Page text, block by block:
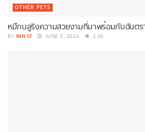
OTHER PETS
หมึกบลูริงความสวยงามที่มาพร้อมกับอันตร
BY NIN ST JUNE 3, 2024 2.3K